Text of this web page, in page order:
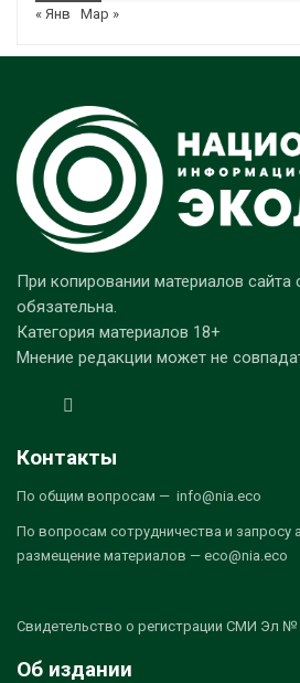
« Янв
Мар »
При копировании материалов сайта
обязательна.
Категория материалов 18+
Мнение редакции может не
Контакты
По общим вопросам — info@nia.eco
По вопросам сотрудничества и запросу
размещение материалов — eco@nia.eco
Свидетельство о регистрации СМИ Эл №
Об издании